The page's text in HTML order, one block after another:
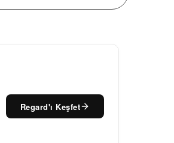
Regard'ı Keşfet